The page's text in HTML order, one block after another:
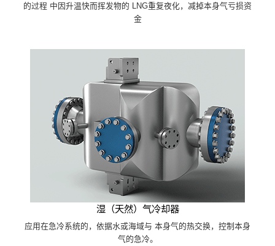
的过程 中因升温快而挥发物的 LNG重复夜化，减掉本身气亏损资
金
湿（天然）气冷却器
应用在急冷系统的，依据水或海域与 本身气的热交换，控制本身
气的急冷。